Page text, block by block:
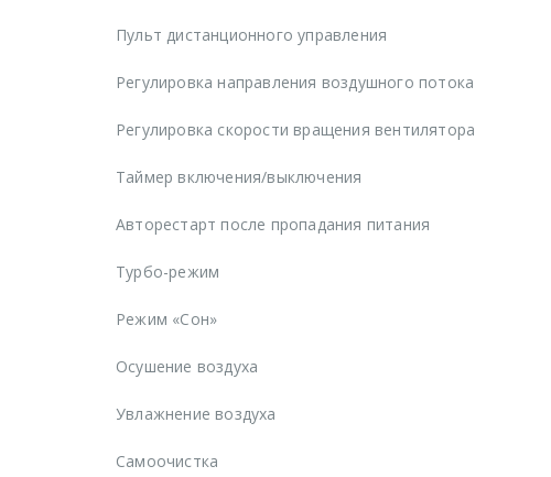
Пульт дистанционного управления
Регулировка направления воздушного потока
Регулировка скорости вращения вентилятора
Таймер включения/выключения
Авторестарт после пропадания питания
Турбо-режим
Режим «Сон»
Осушение воздуха
Увлажнение воздуха
Самоочистка